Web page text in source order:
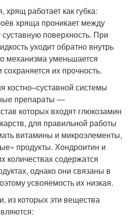
хрящ работает как губка:
хряща проникает между
поверхность. При
уходит обратно внутрь
механизма уменьшается
их прочность.
костно–суставной системы
препараты ―
которых входят глюкозамин
для правильной работы
витамины и микроэлементы,
продукты. Хондроитин и
количествах содержатся
однако они связаны в
усвояемость их низкая.
которых эти вещества